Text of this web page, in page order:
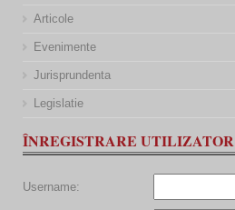
Articole
Evenimente
Jurisprundenta
Legislatie
ÎNREGISTRARE UTILIZATOR
Username: